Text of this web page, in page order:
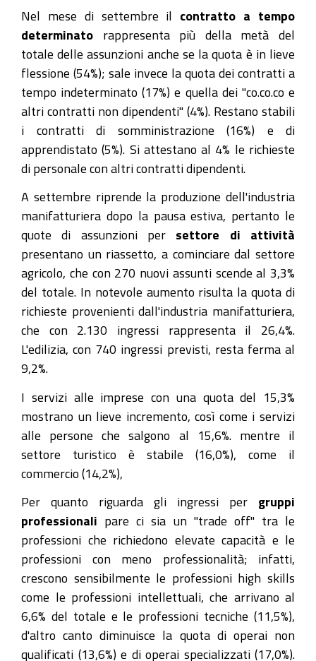
Nel mese di settembre il contratto a tempo
determinato rappresenta più della metà del
totale delle assunzioni anche se la quota è in lieve
flessione (54%); sale invece la quota dei contratti a
tempo indeterminato (17%) e quella dei "co.co.co e
altri contratti non dipendenti" (4%). Restano stabili
i contratti di somministrazione (16%) e di
apprendistato (5%). Si attestano al 4% le richieste
di personale con altri contratti dipendenti.
A settembre riprende la produzione dell'industria
manifatturiera dopo la pausa estiva, pertanto le
quote di assunzioni per settore di attività
presentano un riassetto, a cominciare dal settore
agricolo, che con 270 nuovi assunti scende al 3,3%
del totale. In notevole aumento risulta la quota di
richieste provenienti dall'industria manifatturiera,
che con 2.130 ingressi rappresenta il 26,4%.
L'edilizia, con 740 ingressi previsti, resta ferma al
9,2%.
I servizi alle imprese con una quota del 15,3%
mostrano un lieve incremento, così come i servizi
alle persone che salgono al 15,6%. mentre il
settore turistico è stabile (16,0%), come il
commercio (14,2%),
Per quanto riguarda gli ingressi per gruppi
professionali pare ci sia un "trade off" tra le
professioni che richiedono elevate capacità e le
professioni con meno professionalità; infatti,
crescono sensibilmente le professioni high skills
come le professioni intellettuali, che arrivano al
6,6% del totale e le professioni tecniche (11,5%),
d'altro canto diminuisce la quota di operai non
qualificati (13,6%) e di operai specializzati (17,0%).